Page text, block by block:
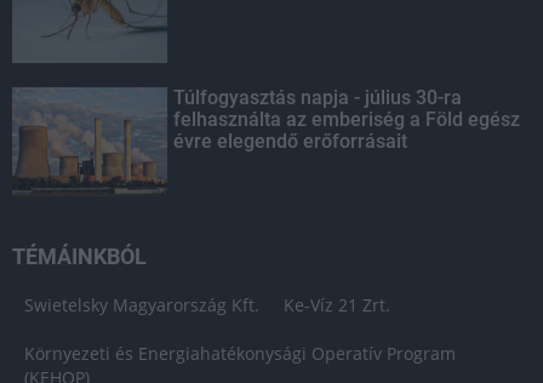
Túlfogyasztás napja - július 30-ra
felhasználta az emberiség a Föld egész
évre elegendő erőforrásait
TÉMÁINKBÓL
Swietelsky Magyarország Kft. Ke-Víz 21 Zrt.
Környezeti és Energiahatékonysági Operatív Program
(KEHOP)